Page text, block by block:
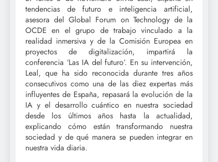
tendencias de futuro e inteligencia artificial,
asesora del Global Forum on Technology de la
OCDE en el grupo de trabajo vinculado a la
realidad inmersiva y de la Comisión Europea en
proyectos de digitalización, impartirá la
conferencia ‘Las IA del futuro’. En su intervención,
Leal, que ha sido reconocida durante tres años
consecutivos como una de las diez expertas más
influyentes de España, repasará la evolución de la
IA y el desarrollo cuántico en nuestra sociedad
desde los últimos años hasta la actualidad,
explicando cómo están transformando nuestra
sociedad y de qué manera se pueden integrar en
nuestra vida diaria.